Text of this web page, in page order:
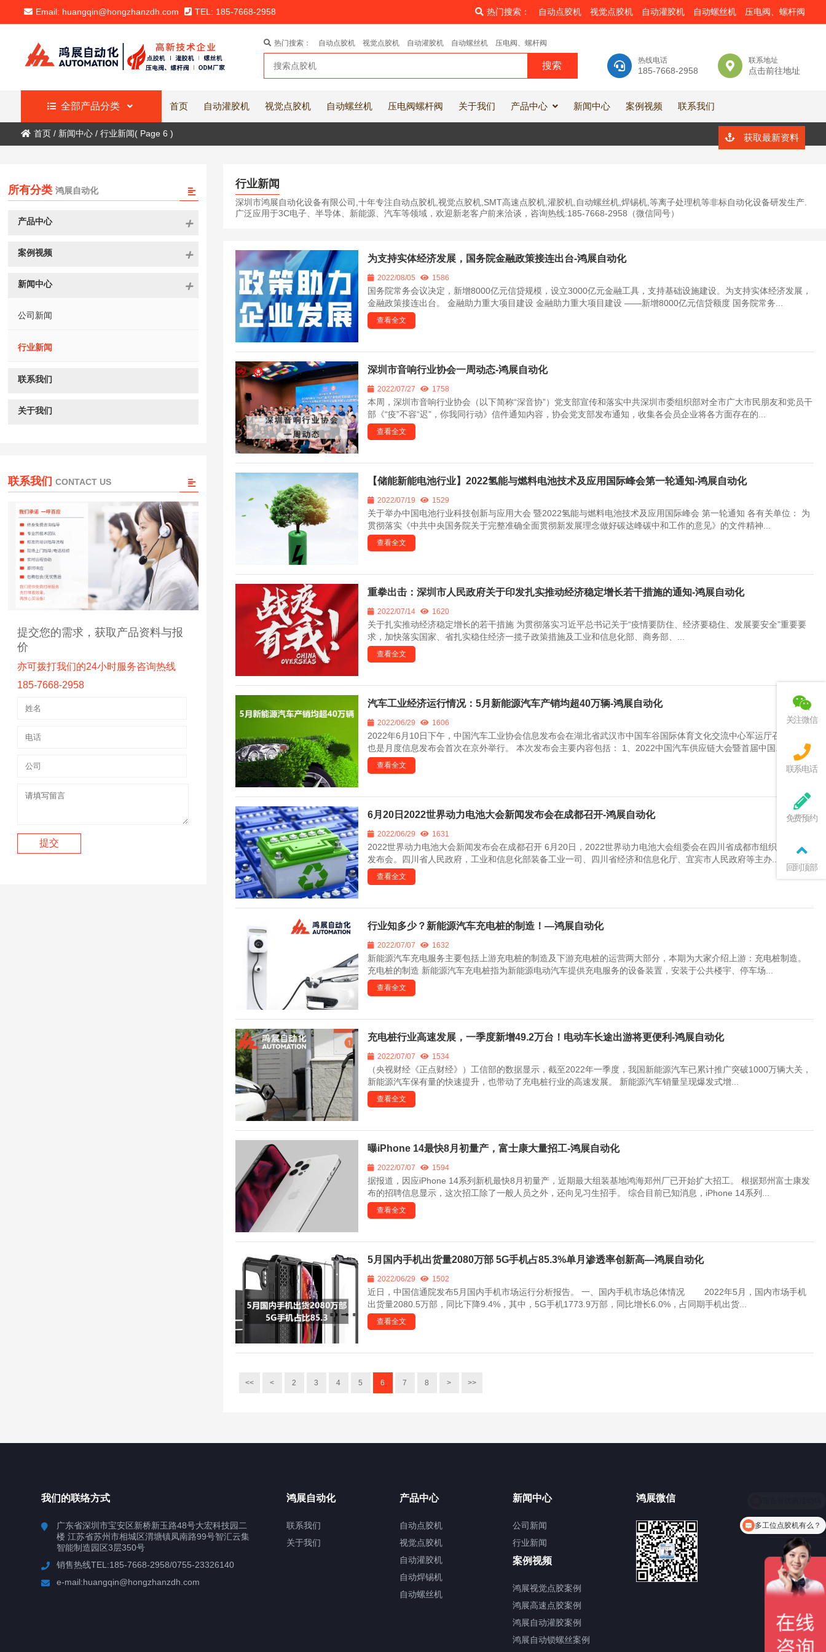
Email: huangqin@hongzhanzdh.com TEL: 185-7668-2958 热门搜索： 自动点胶机 视觉点胶机 自动灌胶机 自动螺丝机 压电阀、螺杆阀
热线电话
185-7668-2958
联系地址
点击前往地址
热门搜索： 自动点胶机 视觉点胶机 自动灌胶机 自动螺丝机 压电阀、螺杆阀
全部产品分类 首页 自动灌胶机 视觉点胶机 自动螺丝机 压电阀螺杆阀 关于我们 产品中心 新闻中心 案例视频 联系我们
获取最新资料
首页/ 新闻中心/ 行业新闻( Page 6 )
行业新闻
深圳市鸿展自动化设备有限公司,十年专注自动点胶机,视觉点胶机,SMT高速点胶机,灌胶机,自动螺丝机,焊锡机,等离子处理机等非标自动化设备研发生产.
广泛应用于3C电子、半导体、新能源、汽车等领域，欢迎新老客户前来洽谈，咨询热线:185-7668-2958（微信同号）
为支持实体经济发展，国务院金融政策接连出台-鸿展自动化
2022/08/05 1586
国务院常务会议决定，新增8000亿元信贷规模，设立3000亿元金融工具，支持基础设施建设。为支持实体经济发展，
金融政策接连出台。 金融助力重大项目建设 金融助力重大项目建设 ——新增8000亿元信贷额度 国务院常务...
查看全文
深圳市音响行业协会一周动态-鸿展自动化
2022/07/27 1758
本周，深圳市音响行业协会（以下简称“深音协”）党支部宣传和落实中共深圳市委组织部对全市广大市民朋友和党员干
部《“疫”不容“迟”，你我同行动》信件通知内容，协会党支部发布通知，收集各会员企业将各方面存在的...
查看全文
【储能新能电池行业】2022氢能与燃料电池技术及应用国际峰会第一轮通知-鸿展自动化
2022/07/19 1529
关于举办中国电池行业科技创新与应用大会 暨2022氢能与燃料电池技术及应用国际峰会 第一轮通知 各有关单位： 为
贯彻落实《中共中央国务院关于完整准确全面贯彻新发展理念做好碳达峰碳中和工作的意见》的文件精神...
查看全文
重拳出击：深圳市人民政府关于印发扎实推动经济稳定增长若干措施的通知-鸿展自动化
2022/07/14 1620
关于扎实推动经济稳定增长的若干措施 为贯彻落实习近平总书记关于“疫情要防住、经济要稳住、发展要安全”重要要
求，加快落实国家、省扎实稳住经济一揽子政策措施及工业和信息化部、商务部、...
查看全文
汽车工业经济运行情况：5月新能源汽车产销均超40万辆-鸿展自动化
2022/06/29 1606
2022年6月10日下午，中国汽车工业协会信息发布会在湖北省武汉市中国车谷国际体育文化交流中心军运厅召开，这
也是月度信息发布会首次在京外举行。 本次发布会主要内容包括： 1、2022中国汽车供应链大会暨首届中国...
查看全文
6月20日2022世界动力电池大会新闻发布会在成都召开-鸿展自动化
2022/06/29 1631
2022世界动力电池大会新闻发布会在成都召开 6月20日，2022世界动力电池大会组委会在四川省成都市组织召开新闻
发布会。四川省人民政府，工业和信息化部装备工业一司、四川省经济和信息化厅、宜宾市人民政府等主办...
查看全文
行业知多少？新能源汽车充电桩的制造！—鸿展自动化
2022/07/07 1632
新能源汽车充电服务主要包括上游充电桩的制造及下游充电桩的运营两大部分，本期为大家介绍上游：充电桩制造。
充电桩的制造 新能源汽车充电桩指为新能源电动汽车提供充电服务的设备装置，安装于公共楼宇、停车场...
查看全文
充电桩行业高速发展，一季度新增49.2万台！电动车长途出游将更便利-鸿展自动化
2022/07/07 1534
（央视财经《正点财经》）工信部的数据显示，截至2022年一季度，我国新能源汽车已累计推广突破1000万辆大关，
新能源汽车保有量的快速提升，也带动了充电桩行业的高速发展。 新能源汽车销量呈现爆发式增...
查看全文
曝iPhone 14最快8月初量产，富士康大量招工-鸿展自动化
2022/07/07 1594
据报道，因应iPhone 14系列新机最快8月初量产，近期最大组装基地鸿海郑州厂已开始扩大招工。 根据郑州富士康发
布的招聘信息显示，这次招工除了一般人员之外，还向见习生招手。 综合目前已知消息，iPhone 14系列...
查看全文
5月国内手机出货量2080万部 5G手机占85.3%单月渗透率创新高—鸿展自动化
2022/06/29 1502
近日，中国信通院发布5月国内手机市场运行分析报告。 一、国内手机市场总体情况 2022年5月，国内市场手机
出货量2080.5万部，同比下降9.4%，其中，5G手机1773.9万部，同比增长6.0%，占同期手机出货...
查看全文
<< < 2 3 4 5 6 7 8 > >>
所有分类 鸿展自动化
产品中心
案例视频
新闻中心
公司新闻
行业新闻
联系我们
关于我们
联系我们 CONTACT US
提交您的需求，获取产品资料与报
价
亦可拨打我们的24小时服务咨询热线
185-7668-2958
我们的联络方式
广东省深圳市宝安区新桥新玉路48号大宏科技园二
楼 江苏省苏州市相城区渭塘镇凤南路99号智汇云集
智能制造园区3层350号
销售热线TEL:185-7668-2958/0755-23326140
e-mail:huangqin@hongzhanzdh.com
鸿展自动化
联系我们
关于我们
产品中心
自动点胶机
视觉点胶机
自动灌胶机
自动焊锡机
自动螺丝机
新闻中心
公司新闻
行业新闻
案例视频
鸿展视觉点胶案例
鸿展高速点胶案例
鸿展自动灌胶案例
鸿展自动锁螺丝案例
鸿展微信
关注微信
联系电话
免费预约
回到顶部
多工位点胶机有么？